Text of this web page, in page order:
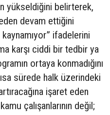
yükseldiğini belirterek,
devam ettiğini
ifadelerini
karşı ciddi bir tedbir ya
ortaya konmadığını
sürede halk üzerindeki
işaret eden
çalışanlarının değil;